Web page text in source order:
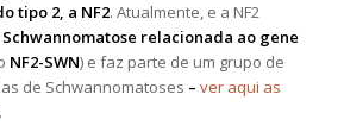
tipo 2, a NF2. Atualmente, e a NF2
relacionada ao gene
NF2-SWN) e faz parte de um grupo de
de Schwannomatoses – ver aqui as